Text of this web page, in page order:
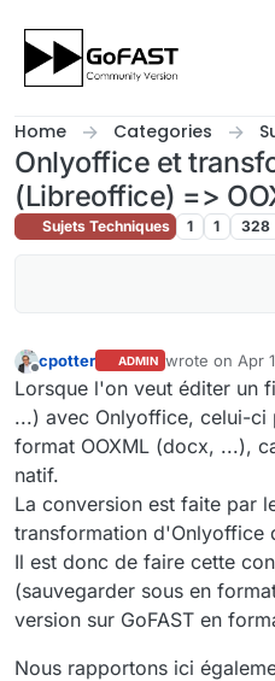
Home Categories
Onlyoffice et
(Libreoffice) =>
Sujets Techniques 1 1 328
cpotter ADMIN wrote on Apr
last edited by
Lorsque l'on veut éditer un
...) avec Onlyoffice, celui-ci
format OOXML (docx, ...),
natif.
La conversion est faite par
transformation d'Onlyoffice
Il est donc de faire cette
(sauvegarder sous en
version sur GoFAST en
Nous rapportons ici